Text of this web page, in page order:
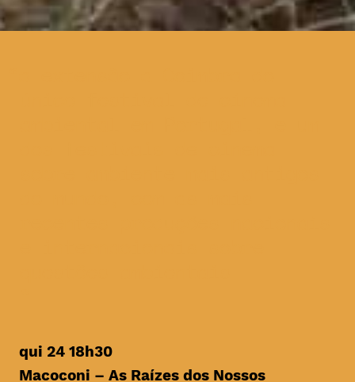
qui 24 18h30
Macoconi – As Raízes dos Nossos